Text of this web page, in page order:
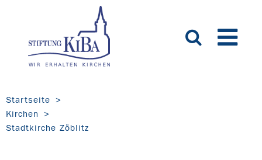
Startseite
Kirchen
Stadtkirche Zöblitz